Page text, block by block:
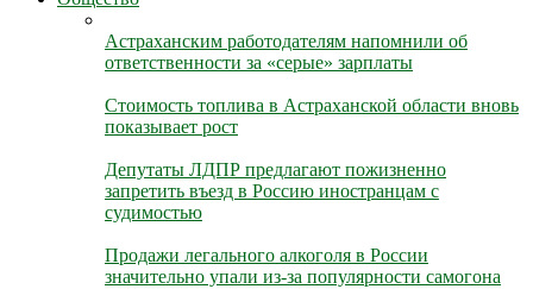
Астраханским работодателям напомнили об
ответственности за «серые» зарплаты
Стоимость топлива в Астраханской области вновь
показывает рост
Депутаты ЛДПР предлагают пожизненно
запретить въезд в Россию иностранцам с
судимостью
Продажи легального алкоголя в России
значительно упали из-за популярности самогона